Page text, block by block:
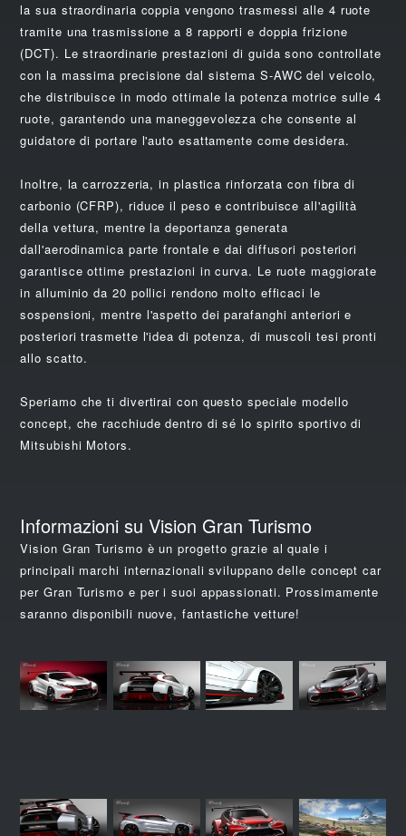
la sua straordinaria coppia vengono trasmessi alle 4 ruote
tramite una trasmissione a 8 rapporti e doppia frizione
(DCT). Le straordinarie prestazioni di guida sono controllate
con la massima precisione dal sistema S-AWC del veicolo,
che distribuisce in modo ottimale la potenza motrice sulle 4
ruote, garantendo una maneggevolezza che consente al
guidatore di portare l'auto esattamente come desidera.
Inoltre, la carrozzeria, in plastica rinforzata con fibra di
carbonio (CFRP), riduce il peso e contribuisce all'agilità
della vettura, mentre la deportanza generata
dall'aerodinamica parte frontale e dai diffusori posteriori
garantisce ottime prestazioni in curva. Le ruote maggiorate
in alluminio da 20 pollici rendono molto efficaci le
sospensioni, mentre l'aspetto dei parafanghi anteriori e
posteriori trasmette l'idea di potenza, di muscoli tesi pronti
allo scatto.
Speriamo che ti divertirai con questo speciale modello
concept, che racchiude dentro di sé lo spirito sportivo di
Mitsubishi Motors.
Informazioni su Vision Gran Turismo
Vision Gran Turismo è un progetto grazie al quale i
principali marchi internazionali sviluppano delle concept car
per Gran Turismo e per i suoi appassionati. Prossimamente
saranno disponibili nuove, fantastiche vetture!